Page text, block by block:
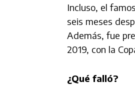
Incluso, el
seis meses
Además, fue
2019, con la
¿Qué falló?